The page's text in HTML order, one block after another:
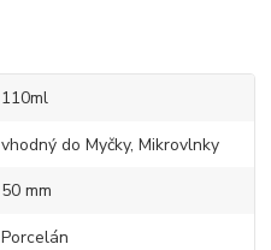
110ml
vhodný do Myčky, Mikrovlnky
50 mm
Porcelán